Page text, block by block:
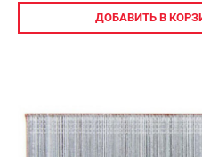
Сварочные аппараты TIG
Сварочные материалы
ДОБАВИТЬ В